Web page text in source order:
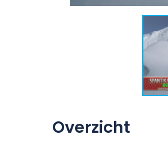
Overzicht